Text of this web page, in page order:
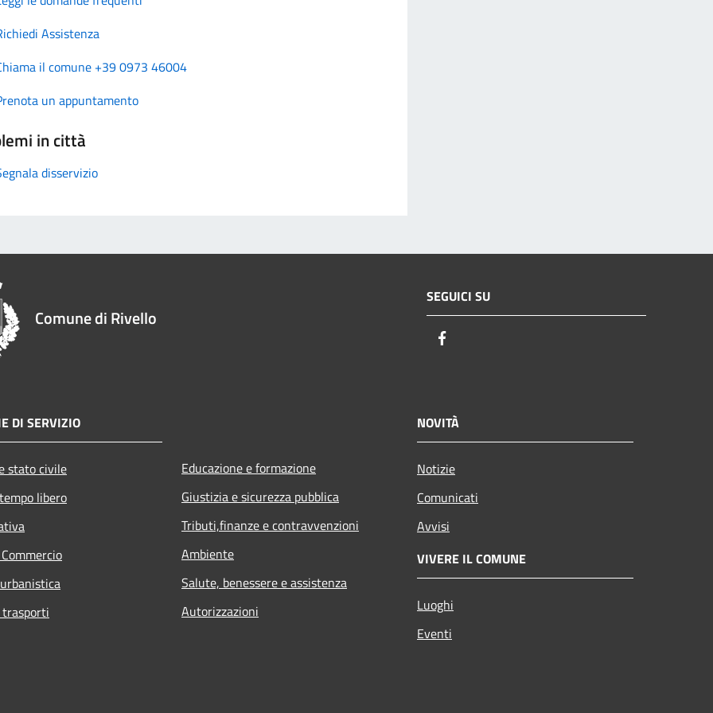
Assistenza
il comune +39 0973 46004
un appuntamento
in città
disservizio
Comune di Rivello
SEGUICI SU
DI SERVIZIO
stato civile
libero
Educazione e formazione
Giustizia e sicurezza pubblica
Tributi,finanze e contravvenzioni
Ambiente
Salute, benessere e assistenza
Autorizzazioni
NOVITÀ
Notizie
Comunicati
Avvisi
VIVERE IL COMUNE
Luoghi
Eventi